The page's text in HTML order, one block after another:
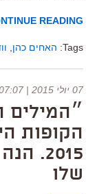
READING
Tags: האחים כהן
07 יולי 2015 | 07:07
״המילים
הקופות
שלו